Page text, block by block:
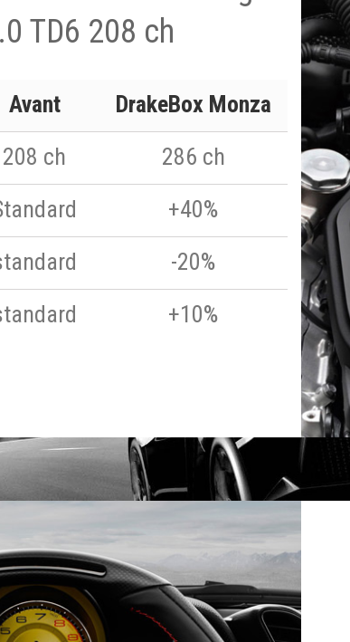
TD6 208 ch
Avant
DrakeBox Monza
208 ch
286 ch
+40%
-20%
+10%